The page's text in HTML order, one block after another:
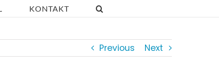
KONTAKT
Previous Next